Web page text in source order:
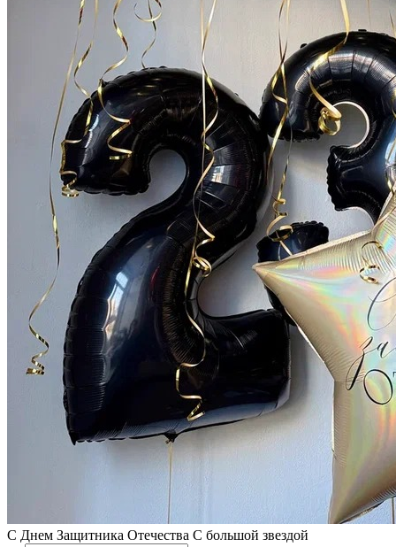
С Днем Защитника Отечества С большой звездой